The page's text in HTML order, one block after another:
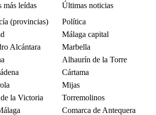
más leídas
Últimas noticias
(provincias)
Política
Málaga capital
Alcántara
Marbella
Alhaurín de la Torre
Cártama
Mijas
la Victoria
Torremolinos
Comarca de Antequera